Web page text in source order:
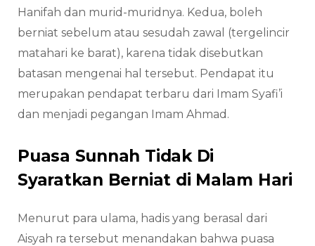
Hanifah dan murid-muridnya. Kedua, boleh
berniat sebelum atau sesudah zawal (tergelincir
matahari ke barat), karena tidak disebutkan
batasan mengenai hal tersebut. Pendapat itu
merupakan pendapat terbaru dari Imam Syafi’i
dan menjadi pegangan Imam Ahmad.
Puasa Sunnah Tidak Di
Syaratkan Berniat di Malam Hari
Menurut para ulama, hadis yang berasal dari
Aisyah ra tersebut menandakan bahwa puasa